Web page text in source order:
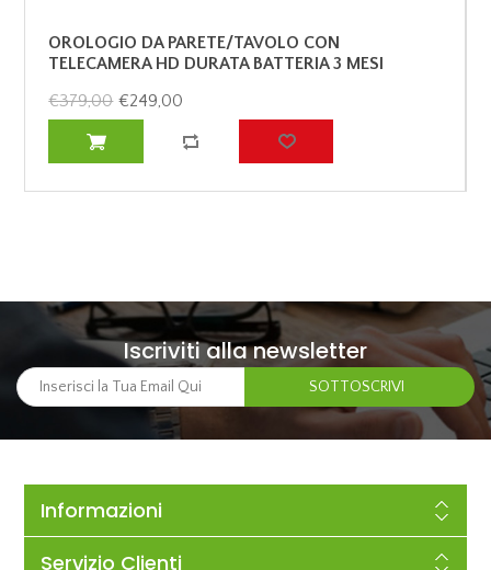
OROLOGIO DA PARETE/TAVOLO CON
TELECAMERA HD DURATA BATTERIA 3 MESI
€379,00 €249,00
Iscriviti alla newsletter
Informazioni
Servizio Clienti